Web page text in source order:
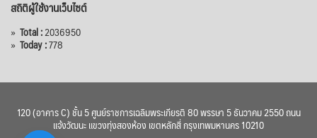
สถิติผู้ใช้งานเว็บไซต์
» Total :2036950
» Today :778
120 (อาคาร C) ชั้น 5 ศูนย์ราชการเฉลิมพระเกียรติ 80 พรรษา 5 ธันวาคม 2550 ถนน
แจ้งวัฒนะ แขวงทุ่งสองห้อง เขตหลักสี่ กรุงเทพมหานคร 10210